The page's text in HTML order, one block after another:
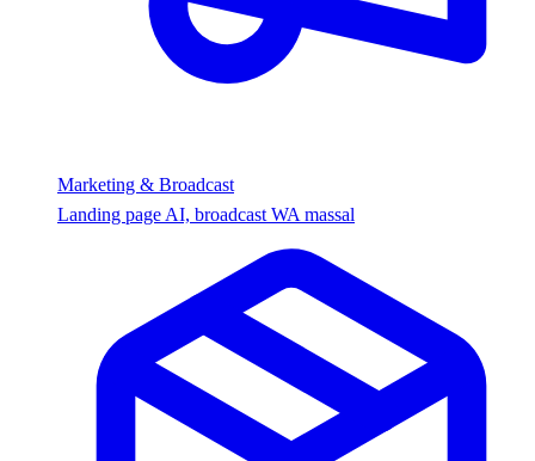
Marketing & Broadcast
Landing page AI, broadcast WA massal